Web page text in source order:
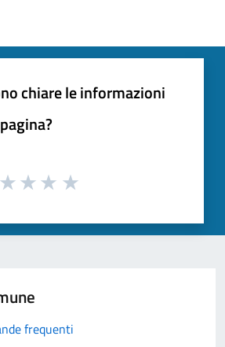
chiare le informazioni
frequenti